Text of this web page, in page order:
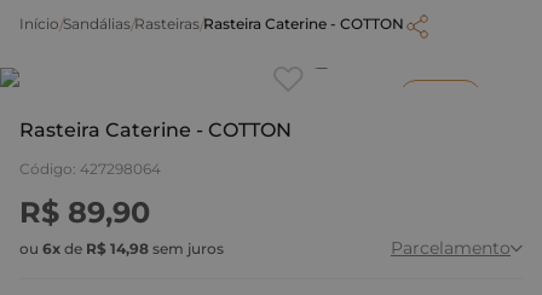
Sandálias Rasteiras Rasteira Caterine - COTTON
Rasteira Caterine - COTTON
Código: 427298064
R$ 89,90
ou 6x de R$ 14,98 sem juros Parcelamento